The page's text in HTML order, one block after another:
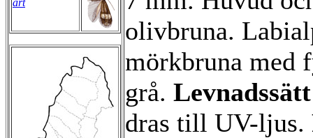
art
olivbruna.
mörkbruna med
grå.
dras till UV-ljus.